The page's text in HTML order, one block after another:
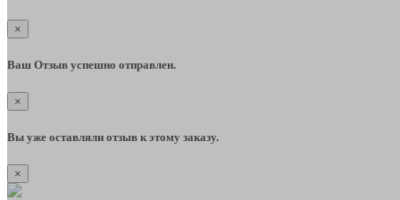
×
Ваш Отзыв успешно отправлен.
×
Вы уже оставляли отзыв к этому заказу.
×